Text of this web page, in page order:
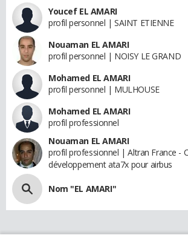
Youcef EL AMARI
profil personnel | SAINT ETIENNE
Nouaman EL AMARI
profil personnel | NOISY LE GRAND
Mohamed EL AMARI
profil personnel | MULHOUSE
Mohamed EL AMARI
profil professionnel
Nouaman EL AMARI
profil professionnel | Altran France -
développement ata7x pour airbus
Nom "EL AMARI"